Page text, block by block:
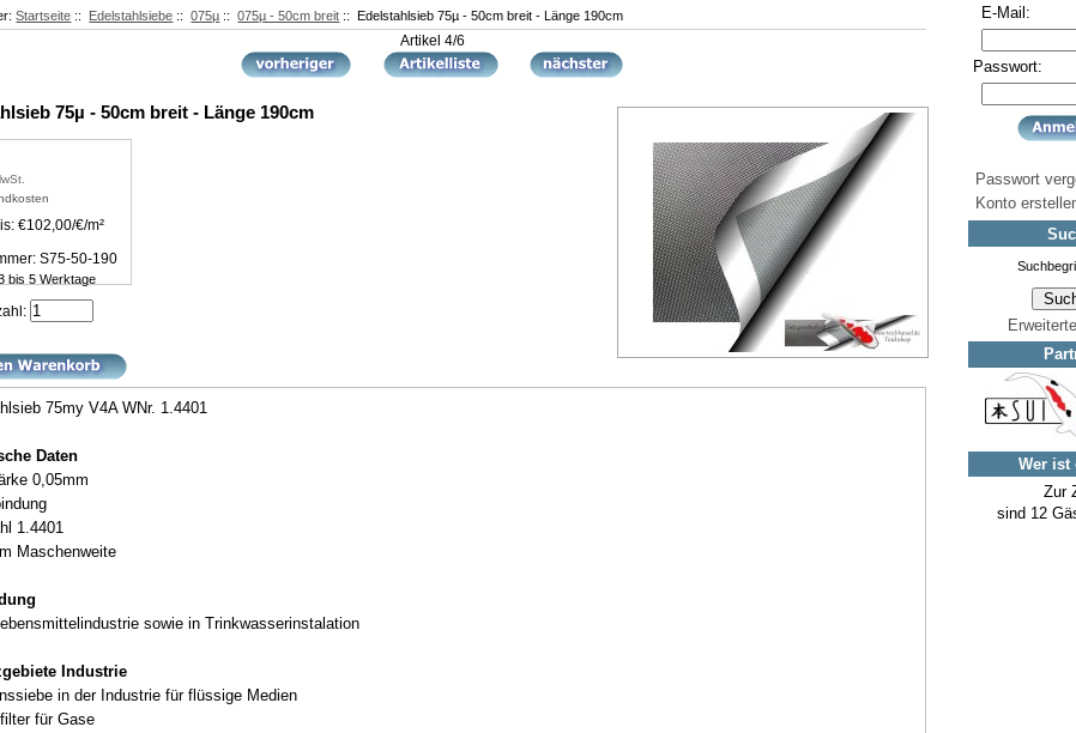
Startseite :: Edelstahlsiebe ::075µ ::075µ - 50cm breit :: Edelstahlsieb 75µ - 50cm breit - Länge 190cm
Artikel 4/6
75µ - 50cm breit - Länge 190cm
€102,00/€/m²
S75-50-190
bis 5 Werktage
75my V4A WNr. 1.4401
Daten
0,05mm
1.4401
Maschenweite
sowie in Trinkwasserinstalation
Industrie
in der Industrie für flüssige Medien
für Gase
E-Mail:
Passwort:
Passwort
Konto
Wer ist
Zur
sind 12